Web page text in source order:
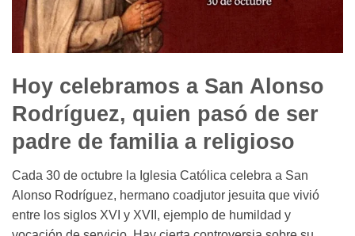
Hoy celebramos a San Alonso
Rodríguez, quien pasó de ser
padre de familia a religioso
Cada 30 de octubre la Iglesia Católica celebra a San
Alonso Rodríguez, hermano coadjutor jesuita que vivió
entre los siglos XVI y XVII, ejemplo de humildad y